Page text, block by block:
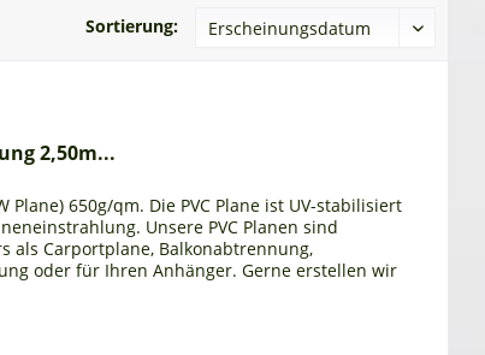
Sortierung:
2,50m...
650g/qm. Die PVC Plane ist UV-stabilisiert
Unsere PVC Planen sind
als Carportplane, Balkonabtrennung,
oder für Ihren Anhänger. Gerne erstellen wir